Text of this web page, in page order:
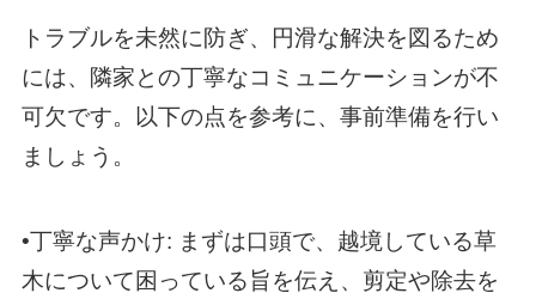
トラブルを未然に防ぎ、円滑な解決を図るため
には、隣家との丁寧なコミュニケーションが不
可欠です。以下の点を参考に、事前準備を行い
ましょう。
•丁寧な声かけ: まずは口頭で、越境している草
木について困っている旨を伝え、剪定や除去を